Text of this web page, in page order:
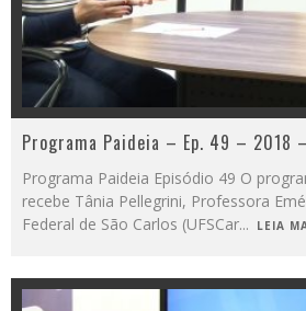
Programa Paideia – Ep. 49 – 2018
Programa Paideia Episódio 49 O
recebe Tânia Pellegrini, Professora
Federal de São Carlos (UFSCar... LEIA